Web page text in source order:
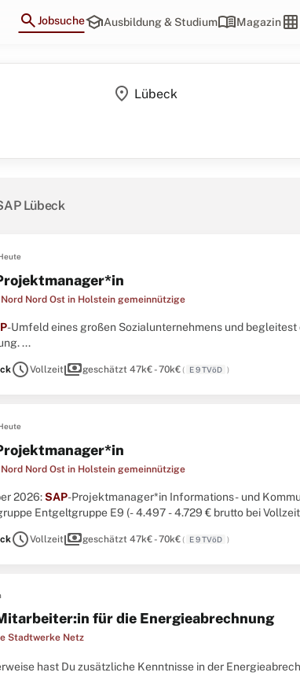
searchJobsucheschoolAusbildung & Studiummenu_bookMagazingrid_on
location_on
Lübeck
Nord Ost in Holstein gemeinnützige
-Umfeld eines großen Sozialunternehmens und
...
scheduleVollzeitpaymentsgeschätzt 47k€ - 70k€( E 9 TVöD )
Nord Ost in Holstein gemeinnützige
2026:SAP-Projektmanager*in Informations- und
Entgeltgruppe E9 (- 4.497 - 4.729 € brutto bei
scheduleVollzeitpaymentsgeschätzt 47k€ - 70k€( E 9 TVöD )
für die Energieabrechnung
Stadtwerke Netz
hast Du zusätzliche Kenntnisse in der